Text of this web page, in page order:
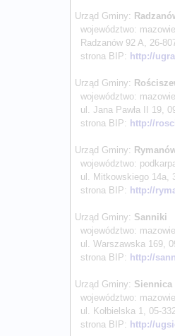
Urząd Gminy:
województwo:
Radzanów 92 A, 26-
strona BIP: http://
Urząd Gminy:
województwo:
ul. Jana Pawła II 19,
strona BIP: http://
Urząd Gminy:
województwo:
ul. Mitkowskiego 14a,
strona BIP: http://
Urząd Gminy: Sanniki
województwo:
ul. Warszawska 169,
strona BIP: http://
Urząd Gminy: Siennica
województwo:
ul. Kołbielska 1, 05-
strona BIP: http://